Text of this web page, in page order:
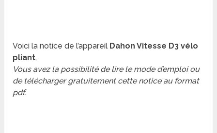
Voici la notice de l’appareil Dahon Vitesse D3 vélo
pliant.
Vous avez la possibilité de lire le mode d’emploi ou
de télécharger gratuitement cette notice au format
pdf.